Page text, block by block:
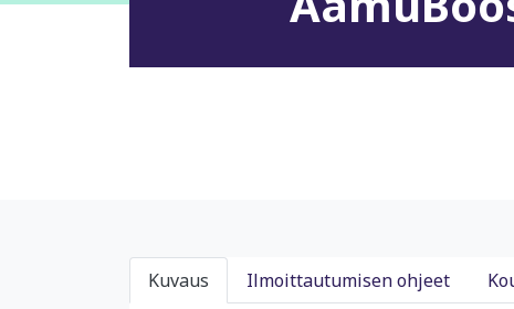
Kuvaus Ilmoittautumisen ohjeet